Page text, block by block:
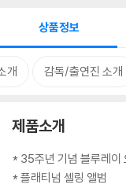
상품정보
개 감독/출연진 소개
제품소개
* 35주년 기념 블루레이
* 플래티넘 셀링 앨범